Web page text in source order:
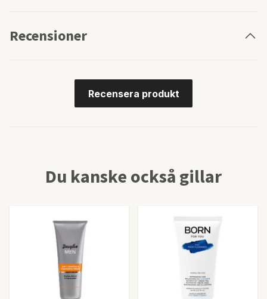
Recensioner
Recensera produkt
Du kanske också gillar